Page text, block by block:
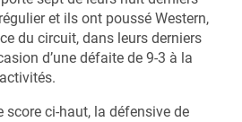
et ils ont poussé Western,
du circuit, dans leurs derniers
d’une défaite de 9-3 à la
score ci-haut, la défensive de